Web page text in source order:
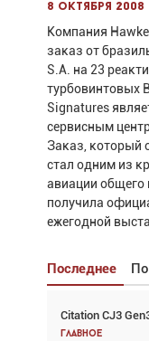
8 октября 2008
Компания
заказ от
S.A. на 23
турбовинтовых
Signatures
сервисным
Заказ, который
стал одним из
авиации
получила
ежегодной
Последнее
Citation CJ3
Главное
Взгляд с
спасательных